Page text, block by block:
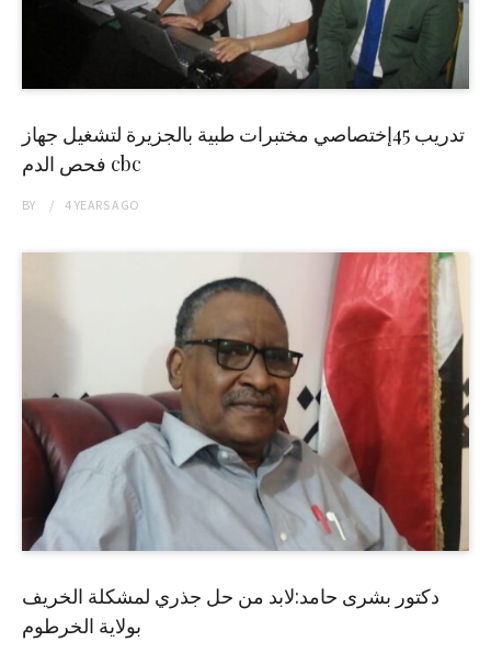
تدريب 45إختصاصي مختبرات طبية بالجزيرة لتشغيل جهاز
فحص الدم cbc
BY 4 YEARSAGO
دكتور بشرى حامد:لابد من حل جذري لمشكلة الخريف
بولاية الخرطوم